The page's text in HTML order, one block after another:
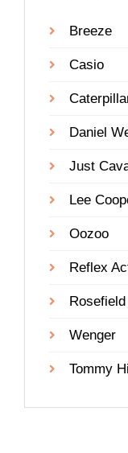
Breeze
Casio
Daniel
Just
Lee
Oozoo
Reflex
Rosefield
Wenger
Tommy